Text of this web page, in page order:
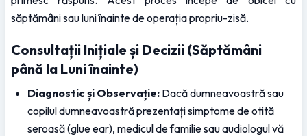
săptămâni sau luni înainte de operația propriu-zisă.
Consultații Inițiale și Decizii (Săptămâni
până la Luni înainte)
Diagnostic și Observație: Dacă dumneavoastră sau
copilul dumneavoastră prezentați simptome de otită
seroasă (glue ear), medicul de familie sau audiologul vă